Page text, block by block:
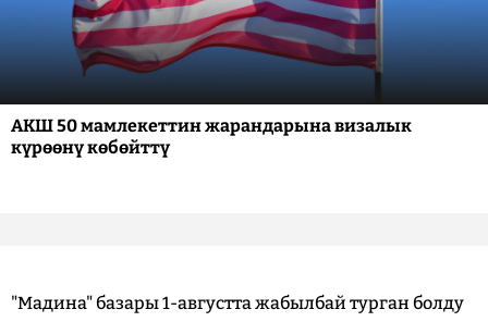
АКШ 50 мамлекеттин жарандарына визалык
күрөөнү көбөйттү
"Мадина" базары 1-августта жабылбай турган болду